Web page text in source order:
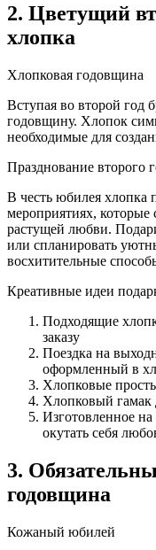
2. Цветущий
хлопка
Хлопковая годовщина
Вступая во второй год
годовщину. Хлопок
необходимые для
Празднование второго
В честь юбилея хлопка
мероприятиях, которые
растущей любви.
или спланировать
восхитительные
Креативные идеи
Подходящие
заказу
Поездка на
оформленный в
Хлопковые
Хлопковый гамак
Изготовленное на
окутать себя
3.
годовщина
Кожаный юбилей